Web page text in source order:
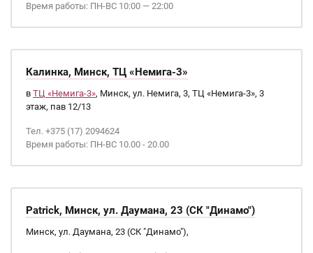
Время работы: ПН-ВС 10:00 — 22:00
Калинка, Минск, ТЦ «Немига-3»
в ТЦ «Немига-3», Минск, ул. Немига, 3, ТЦ «Немига-3», 3
этаж, пав 12/13
Тел. +375 (17) 2094624
Время работы: ПН-ВС 10.00 - 20.00
Patrick, Минск, ул. Даумана, 23 (СК "Динамо")
Минск, ул. Даумана, 23 (СК "Динамо"),